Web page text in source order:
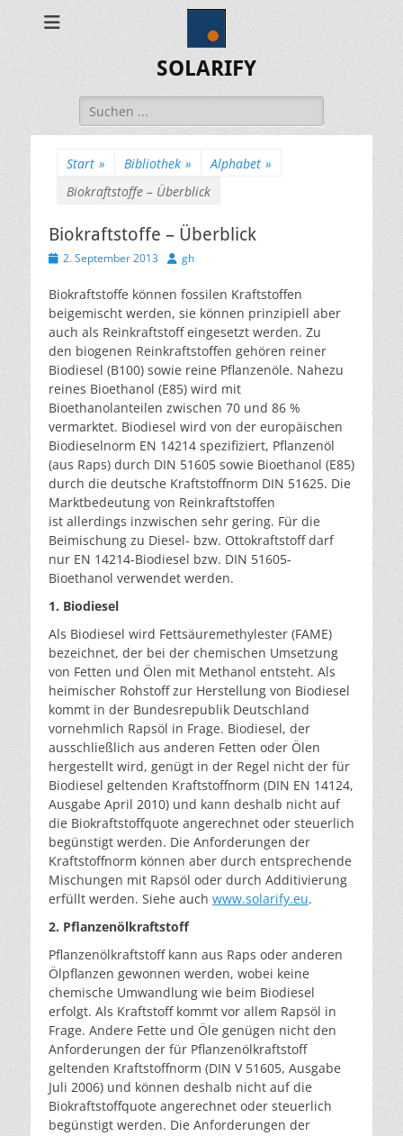
SOLARIFY
Suchen
nach:
Start » Bibliothek » Alphabet »
Biokraftstoffe – Überblick
Biokraftstoffe – Überblick
Veröffentlicht
2. September 2013 Autor
gh
Biokraftstoffe können fossilen Kraftstoffen
beigemischt werden, sie können prinzipiell aber
auch als Reinkraftstoff eingesetzt werden. Zu
den biogenen Reinkraftstoffen gehören reiner
Biodiesel (B100) sowie reine Pflanzenöle. Nahezu
reines Bioethanol (E85) wird mit
Bioethanolanteilen zwischen 70 und 86 %
vermarktet. Biodiesel wird von der europäischen
Biodieselnorm EN 14214 spezifiziert, Pflanzenöl
(aus Raps) durch DIN 51605 sowie Bioethanol (E85)
durch die deutsche Kraftstoffnorm DIN 51625. Die
Marktbedeutung von Reinkraftstoffen
ist allerdings inzwischen sehr gering. Für die
Beimischung zu Diesel- bzw. Ottokraftstoff darf
nur EN 14214-Biodiesel bzw. DIN 51605-
Bioethanol verwendet werden.
1. Biodiesel
Als Biodiesel wird Fettsäuremethylester (FAME)
bezeichnet, der bei der chemischen Umsetzung
von Fetten und Ölen mit Methanol entsteht. Als
heimischer Rohstoff zur Herstellung von Biodiesel
kommt in der Bundesrepublik Deutschland
vornehmlich Rapsöl in Frage. Biodiesel, der
ausschließlich aus anderen Fetten oder Ölen
hergestellt wird, genügt in der Regel nicht der für
Biodiesel geltenden Kraftstoffnorm (DIN EN 14124,
Ausgabe April 2010) und kann deshalb nicht auf
die Biokraftstoffquote angerechnet oder steuerlich
begünstigt werden. Die Anforderungen der
Kraftstoffnorm können aber durch entsprechende
Mischungen mit Rapsöl oder durch Additivierung
erfüllt werden. Siehe auch www.solarify.eu.
2. Pflanzenölkraftstoff
Pflanzenölkraftstoff kann aus Raps oder anderen
Ölpflanzen gewonnen werden, wobei keine
chemische Umwandlung wie beim Biodiesel
erfolgt. Als Kraftstoff kommt vor allem Rapsöl in
Frage. Andere Fette und Öle genügen nicht den
Anforderungen der für Pflanzenölkraftstoff
geltenden Kraftstoffnorm (DIN V 51605, Ausgabe
Juli 2006) und können deshalb nicht auf die
Biokraftstoffquote angerechnet oder steuerlich
begünstigt werden. Die Anforderungen der